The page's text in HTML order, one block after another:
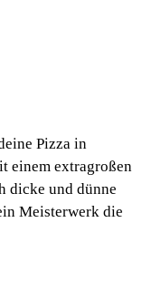
Pizza in
einem extragroßen
dicke und dünne
Meisterwerk die